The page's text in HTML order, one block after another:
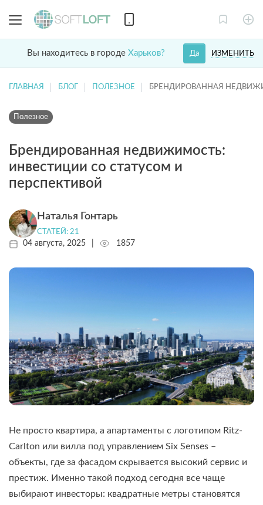
Вы находитесь в городе Харьков? ИЗМЕНИТЬ
Да
ГЛАВНАЯ БЛОГ ПОЛЕЗНОЕ БРЕНДИРОВАННАЯ
Полезное
Брендированная недвижимость:
инвестиции со статусом и
перспективой
Наталья Гонтарь
СТАТЕЙ: 21
04 августа, 2025 1857
Не просто квартира, а апартаменты с логотипом Ritz-
Carlton или вилла под управлением Six Senses –
объекты, где за фасадом скрывается высокий сервис и
престиж. Именно такой подход сегодня все чаще
выбирают инвесторы: квадратные метры становятся